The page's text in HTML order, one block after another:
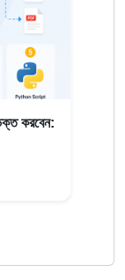
করবেন: